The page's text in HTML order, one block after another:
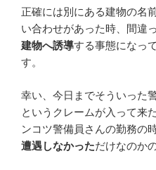
正確には別にある建物の名
い合わせがあった時、間違
建物へ誘導する事態になっ
す。
幸い、今日までそういった
というクレームが入って来
ンコツ警備員さんの勤務の
遭遇しなかっただけなのか